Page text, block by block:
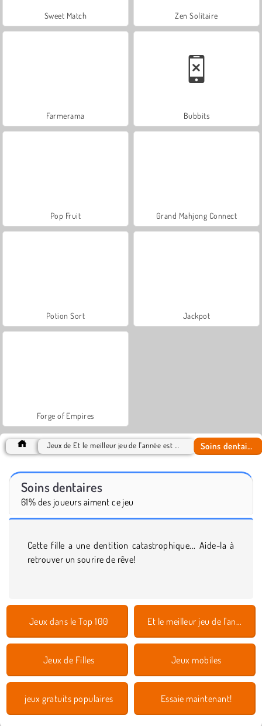
Sweet Match Zen Solitaire
Farmerama Bubbits
Pop Fruit Grand Mahjong Connect
Potion Sort Jackpot
Forge of Empires
Soins dentaires
61% des joueurs aiment ce jeu
Cette fille a une dentition catastrophique... Aide-la à
retrouver un sourire de rêve!
Jeux dans le Top 100 Et le meilleur jeu de l'année est 2018
Jeux de Filles Jeux mobiles
jeux gratuits populaires Essaie maintenant!